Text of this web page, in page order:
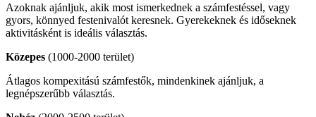
Azoknak ajánljuk, akik most ismerkednek a számfestéssel, vagy
gyors, könnyed festenivalót keresnek. Gyerekeknek és időseknek
aktivitásként is ideális választás.
Közepes (1000-2000 terület)
Átlagos kompexitású számfestők, mindenkinek ajánljuk, a
legnépszerűbb választás.